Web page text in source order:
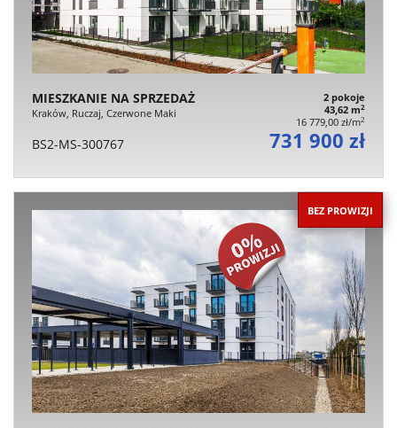
MIESZKANIE NA SPRZEDAŻ
Kraków, Ruczaj, Czerwone Maki
2 pokoje
43,62 m2
16 779,00 zł/m2
BS2-MS-300767 731 900 zł
BEZ PROWIZJI